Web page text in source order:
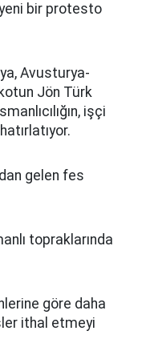
yeni bir protesto
Avusturya-
Jön Türk
işçi
gelen fes
topraklarında
göre daha
ithal etmeyi